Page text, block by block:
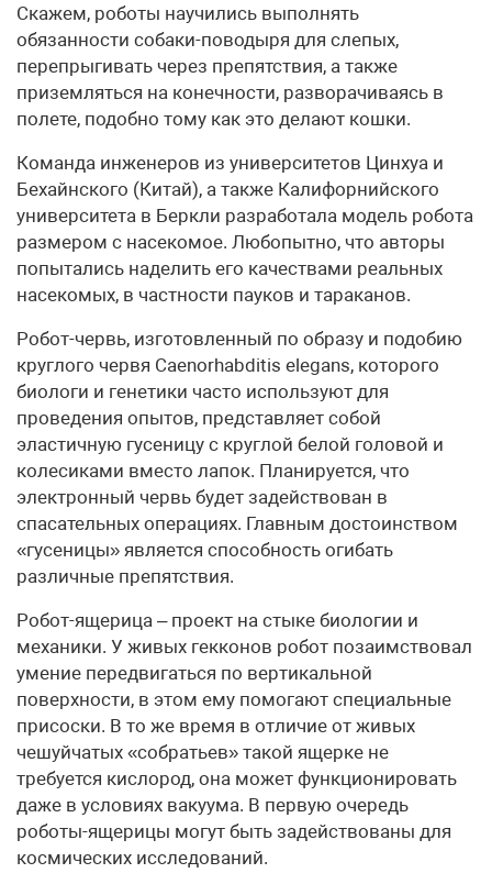
Скажем, роботы научились выполнять
обязанности собаки-поводыря для слепых,
перепрыгивать через препятствия, а также
приземляться на конечности, разворачиваясь в
полете, подобно тому как это делают кошки.
Команда инженеров из университетов Цинхуа и
Бехайнского (Китай), а также Калифорнийского
университета в Беркли разработала модель робота
размером с насекомое. Любопытно, что авторы
попытались наделить его качествами реальных
насекомых, в частности пауков и тараканов.
Робот-червь, изготовленный по образу и подобию
круглого червя Caenorhabditis elegans, которого
биологи и генетики часто используют для
проведения опытов, представляет собой
эластичную гусеницу с круглой белой головой и
колесиками вместо лапок. Планируется, что
электронный червь будет задействован в
спасательных операциях. Главным достоинством
«гусеницы» является способность огибать
различные препятствия.
Робот-ящерица – проект на стыке биологии и
механики. У живых гекконов робот позаимствовал
умение передвигаться по вертикальной
поверхности, в этом ему помогают специальные
присоски. В то же время в отличие от живых
чешуйчатых «собратьев» такой ящерке не
требуется кислород, она может функционировать
даже в условиях вакуума. В первую очередь
роботы-ящерицы могут быть задействованы для
космических исследований.